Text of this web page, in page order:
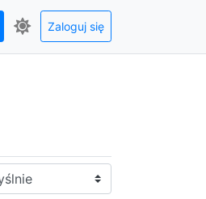
Zaloguj się